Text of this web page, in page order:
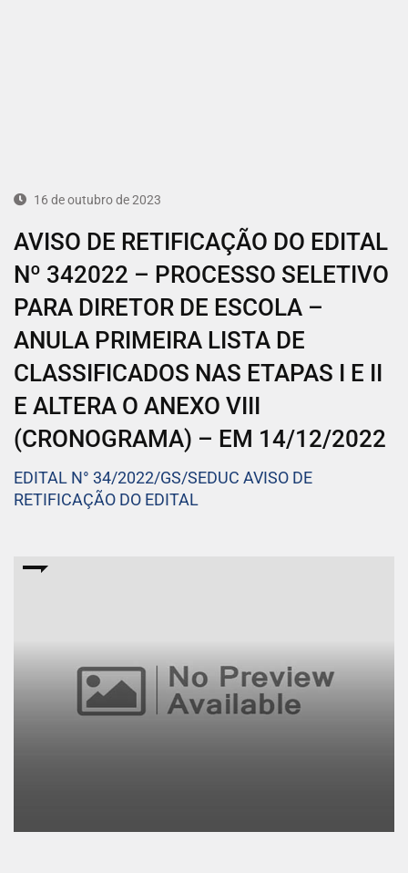
16 de outubro de 2023
AVISO DE RETIFICAÇÃO DO EDITAL
Nº 342022 – PROCESSO SELETIVO
PARA DIRETOR DE ESCOLA –
ANULA PRIMEIRA LISTA DE
CLASSIFICADOS NAS ETAPAS I E II
E ALTERA O ANEXO VIII
(CRONOGRAMA) – EM 14/12/2022
EDITAL N° 34/2022/GS/SEDUC AVISO DE
RETIFICAÇÃO DO EDITAL